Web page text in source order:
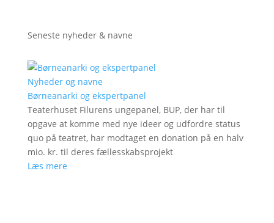
Seneste nyheder & navne
Nyheder og navne
Børneanarki og ekspertpanel
Teaterhuset Filurens ungepanel, BUP, der har til
opgave at komme med nye ideer og udfordre status
quo på teatret, har modtaget en donation på en halv
mio. kr. til deres fællesskabsprojekt
Læs mere